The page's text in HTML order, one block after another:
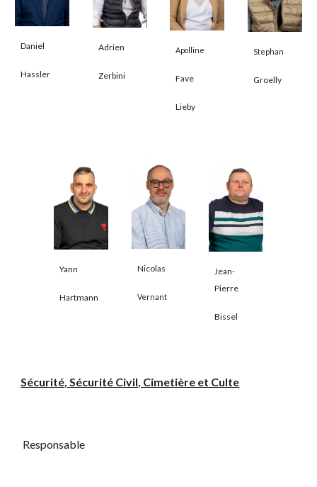
Daniel
Hassler
Adrien
Zerbini
Apolline
Fave
Lieby
Stephan
Groelly
Yann
Hartmann
Nicolas
Vernant
Jean-
Pierre
Bissel
Sécurité, Sécurité Civil, Cimetière et Culte
Responsable